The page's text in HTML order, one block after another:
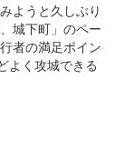
催記念版
ようと久しぶり
城下町」のペー
者の満足ポイン
よく攻城できる